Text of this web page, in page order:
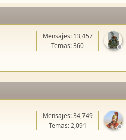
Mensajes: 13,457
Temas: 360
Mensajes: 34,749
Temas: 2,091